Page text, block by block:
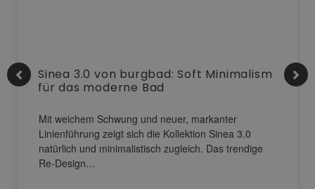
Sinea 3.0 von burgbad: Soft Minimalism
für das moderne Bad
Mit weichem Schwung und neuer, markanter
Linienführung zeigt sich die Kollektion Sinea 3.0
natürlich und minimalistisch zugleich. Das trendige
Re-Design…